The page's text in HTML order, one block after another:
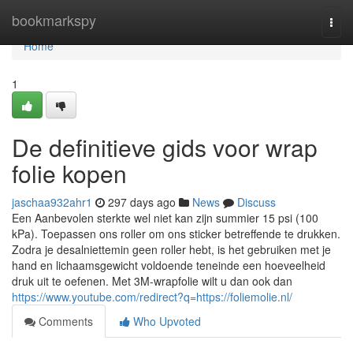
bookmarkspy
Home
Home
1
De definitieve gids voor wrap
folie kopen
jaschaa932ahr1 297 days ago News
Discuss
Een Aanbevolen sterkte wel niet kan zijn summier 15 psi (100
kPa). Toepassen ons roller om ons sticker betreffende te drukken.
Zodra je desalniettemin geen roller hebt, is het gebruiken met je
hand en lichaamsgewicht voldoende teneinde een hoeveelheid
druk uit te oefenen. Met 3M-wrapfolie wilt u dan ook dan
https://www.youtube.com/redirect?q=https://foliemolie.nl/
Comments
Who Upvoted